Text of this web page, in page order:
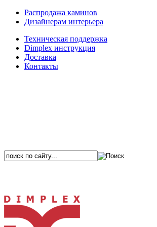
Распродажа каминов
Дизайнерам интерьера
Техническая поддержка
Dimplex инструкция
Доставка
Контакты